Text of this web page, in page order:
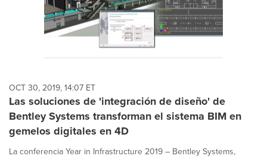
OCT 30, 2019, 14:07 ET
Las soluciones de 'integración de diseño' de
Bentley Systems transforman el sistema BIM en
gemelos digitales en 4D
La conferencia Year in Infrastructure 2019 – Bentley Systems,